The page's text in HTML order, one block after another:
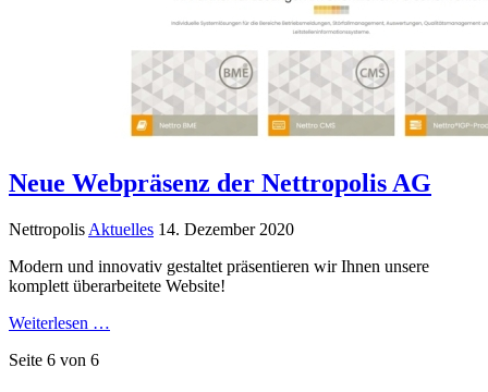
Neue Webpräsenz der Nettropolis AG
Nettropolis Aktuelles 14. Dezember 2020
Modern und innovativ gestaltet präsentieren wir Ihnen unsere
komplett überarbeitete Website!
Weiterlesen …
Seite 6 von 6